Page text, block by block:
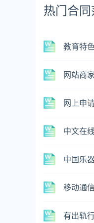
热门合同
教育特
网站商
网上申
中文在
中国乐
移动通
有出轨